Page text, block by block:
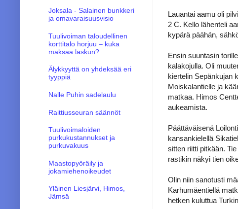
Lauantai aamu oli
2 C. Kello lähenteli
kypärä päähän,
Ensin suuntasin
kalakojulla. Oli
kiertelin Sepänkujan
Moiskalantielle ja
matkaa. Himos
aukeamista.
Päättäväisenä
kansankielellä
sitten riitti pitkään.
rastikin näkyi tien
Olin niin sanotusti
Karhumäentiellä
hetken kuluttua
Joksala - Salainen bunkkeri
ja omavaraisuusvisio
Tuulivoiman taloudellinen
korttitalo horjuu – kuka
maksaa laskun?
Älykkyyttä on yhdeksää eri
tyyppiä
Nalle Puhin sadelaulu
Raittiusseuran säännöt
Tuulivoimaloiden
purkukustannukset ja
purkuvakuus
Maastopyöräily ja
jokamiehenoikeudet
Yläinen Liesjärvi, Himos,
Jämsä